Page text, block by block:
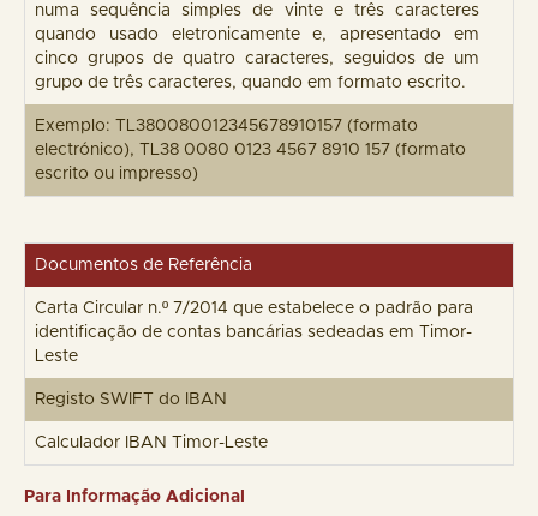
numa sequência simples de vinte e três caracteres
quando usado eletronicamente e, apresentado em
cinco grupos de quatro caracteres, seguidos de um
grupo de três caracteres, quando em formato escrito.
Exemplo: TL380080012345678910157 (formato
electrónico), TL38 0080 0123 4567 8910 157 (formato
escrito ou impresso)
Documentos de Referência
Carta Circular n.º 7/2014 que estabelece o padrão para
identificação de contas bancárias sedeadas em Timor-
Leste
Registo SWIFT do IBAN
Calculador IBAN Timor-Leste
Para Informação Adicional